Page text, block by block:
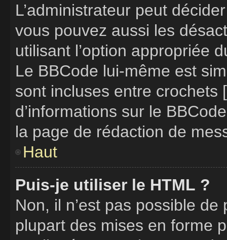
L’administrateur peut
vous pouvez aussi les
utilisant l’option appropriée
Le BBCode lui-même est
sont incluses entre crochets
d’informations sur le
la page de rédaction de
Haut
Puis-je utiliser le HTML ?
Non, il n’est pas possible
plupart des mises en forme